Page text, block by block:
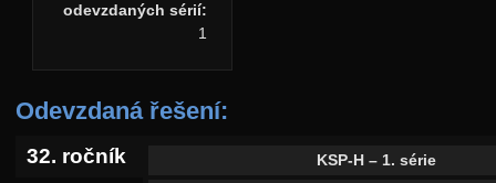
odevzdaných sérií:
1
Odevzdaná řešení:
32. ročník
KSP-H – 1. série